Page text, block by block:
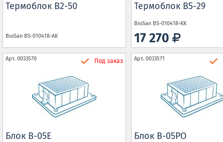
Термоблок B2-50
BioSan BS-010418-AK
Термоблок B5-29
BioSan BS-010418-KK
17 270
Арт. 0033570 Под заказ
Блок B-05E
Арт. 0033571
Блок B-05PO